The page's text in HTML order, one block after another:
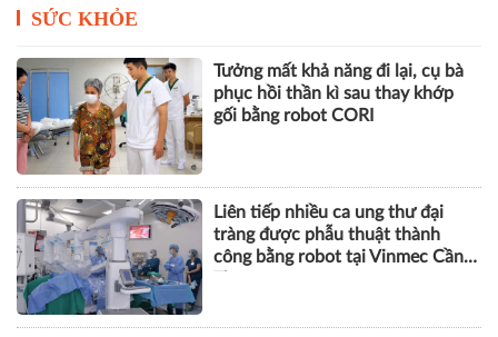
SỨC KHỎE
Tưởng mất khả năng đi lại, cụ bà
phục hồi thần kì sau thay khớp
gối bằng robot CORI
Liên tiếp nhiều ca ung thư đại
tràng được phẫu thuật thành
công bằng robot tại Vinmec Cần